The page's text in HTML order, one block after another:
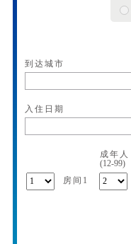
到达城市
入住日期
成年人
(12-99)
房间1